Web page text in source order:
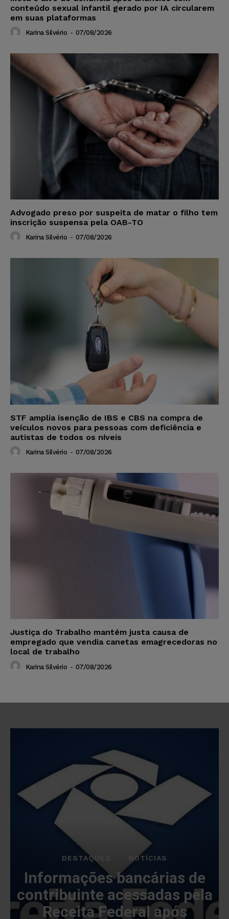
conteúdo sexual infantil gerado por IA circularem
em suas plataformas
Karina Silvério - 07/08/2026
Advogado preso por suspeita de matar o filho tem
inscrição suspensa pela OAB-TO
Karina Silvério - 07/08/2026
STF amplia isenção de IBS e CBS na compra de
veículos novos para pessoas com deficiência e
autistas de todos os níveis
Karina Silvério - 07/08/2026
Justiça do Trabalho mantém justa causa de
empregado que vendia canetas emagrecedoras no
local de trabalho
Karina Silvério - 07/08/2026